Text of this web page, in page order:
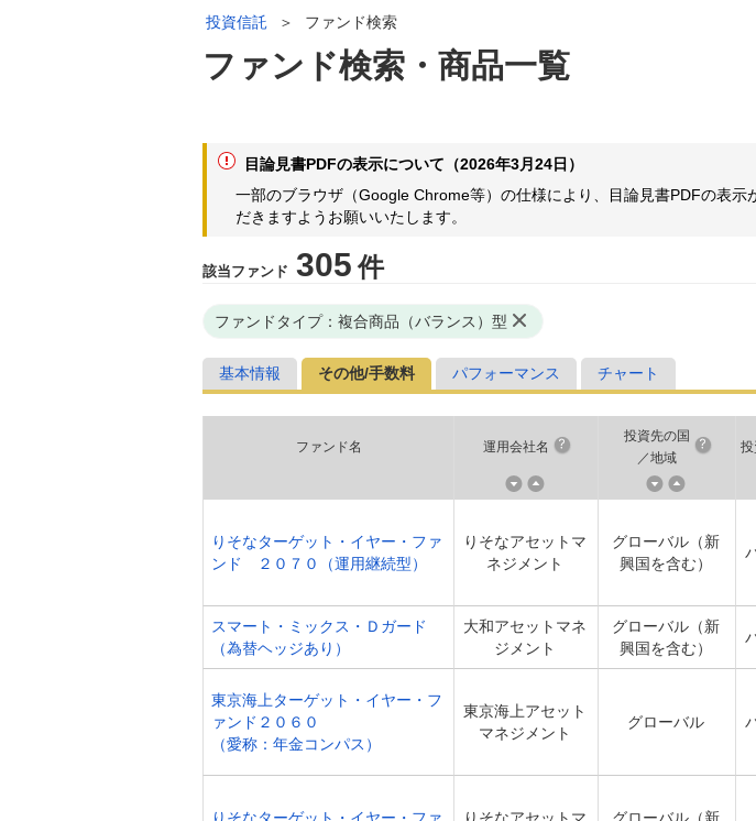
投資信託 ＞ ファンド検索
ファンド検索・商品一覧
目論見書PDFの表示について（2026年3月24日）
一部のブラウザ（Google Chrome等）の仕様により、目論見書PDFの表
だきますようお願いいたします。
該当ファンド 305 件
ファンドタイプ：複合商品（バランス）型
基本情報 その他/手数料 パフォーマンス チャート
ファンド名 運用会社名
投資先の国
／地域
りそなターゲット・イヤー・ファ
ンド ２０７０（運用継続型）
りそなアセットマ
ネジメント
グローバル（新
興国を含む）
スマート・ミックス・Ｄガード
（為替ヘッジあり）
大和アセットマネ
ジメント
グローバル（新
興国を含む）
東京海上ターゲット・イヤー・フ
ァンド２０６０
（愛称：年金コンパス）
東京海上アセット
マネジメント
グローバル